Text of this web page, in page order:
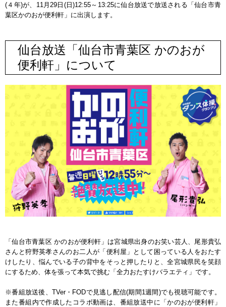
(４年)が、11月29日(日)12:55～13:25に仙台放送で放送される「仙台市青
葉区かのおが便利軒」に出演します。
仙台放送「仙台市青葉区 かのおが
便利軒」について
「仙台市青葉区 かのおが便利軒」は宮城県出身のお笑い芸人、尾形貴弘
さんと狩野英孝さんのお二人が「便利屋」として困っている人をおたす
けしたり、悩んでいる子の背中をそっと押したりと、全宮城県民を笑顔
にするため、体を張って本気で挑む「全力おたすけバラエティ」です。
※番組放送後、TVer・FODで見逃し配信(期間1週間)でも視聴可能です。
また番組内で作成したコラボ動画は、番組放送中に「かのおが便利軒」